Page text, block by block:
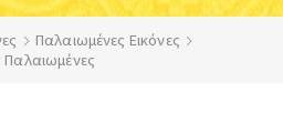
Παλαιωμένες Εικόνες
Παλαιωμένες